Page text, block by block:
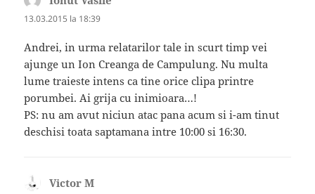
13.03.2015 la 18:39
Andrei, in urma relatarilor tale in scurt timp vei
ajunge un Ion Creanga de Campulung. Nu multa
lume traieste intens ca tine orice clipa printre
porumbei. Ai grija cu inimioara…!
PS: nu am avut niciun atac pana acum si i-am tinut
deschisi toata saptamana intre 10:00 si 16:30.
Victor M